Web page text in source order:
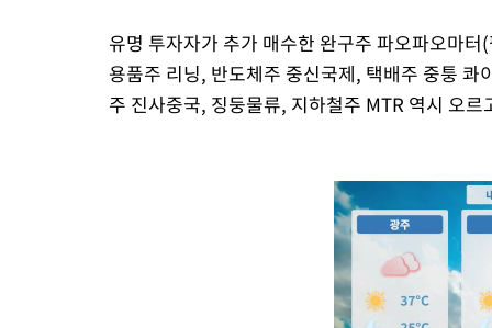
유명 투자자가 추가 매수한 완구주 파오파오마
용품주 리닝, 반도체주 중신국제, 택배주 중퉁
주 진사중국, 징둥물류, 지하철주 MTR 역시 오르